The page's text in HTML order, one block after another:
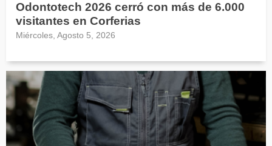
Odontotech 2026 cerró con más de 6.000
visitantes en Corferias
Miércoles, Agosto 5, 2026